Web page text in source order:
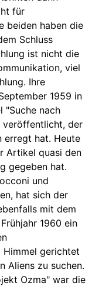
für
beiden haben die
Schluss
ist nicht die
viel
Ihre
1959 in
"Suche nach
veröffentlicht, der
erregt hat. Heute
Artikel quasi den
gegeben hat.
und
hat sich der
mit dem
1960 ein
Himmel gerichtet
Aliens zu suchen.
Ozma" war die